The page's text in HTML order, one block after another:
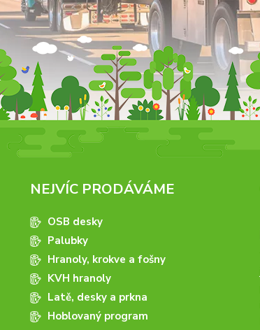
NEJVÍC PRODÁVÁME
OSB desky
Palubky
Hranoly, krokve a fošny
KVH hranoly
Latě, desky a prkna
Hoblovaný program